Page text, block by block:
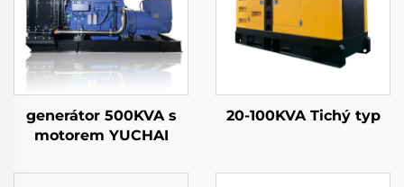
generátor 500KVA s
motorem YUCHAI
20-100KVA Tichý typ